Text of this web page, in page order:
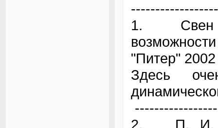
1. Свен
"Питер" 2002
Здесь
2. П. И.